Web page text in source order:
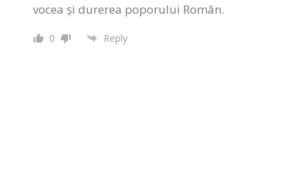
vocea și durerea poporului Român.
0 Reply